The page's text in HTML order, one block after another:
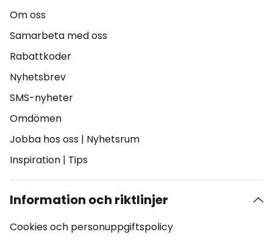
Om oss
Samarbeta med oss
Rabattkoder
Nyhetsbrev
SMS-nyheter
Omdömen
Jobba hos oss | Nyhetsrum
Inspiration | Tips
Information och riktlinjer
Cookies och personuppgiftspolicy